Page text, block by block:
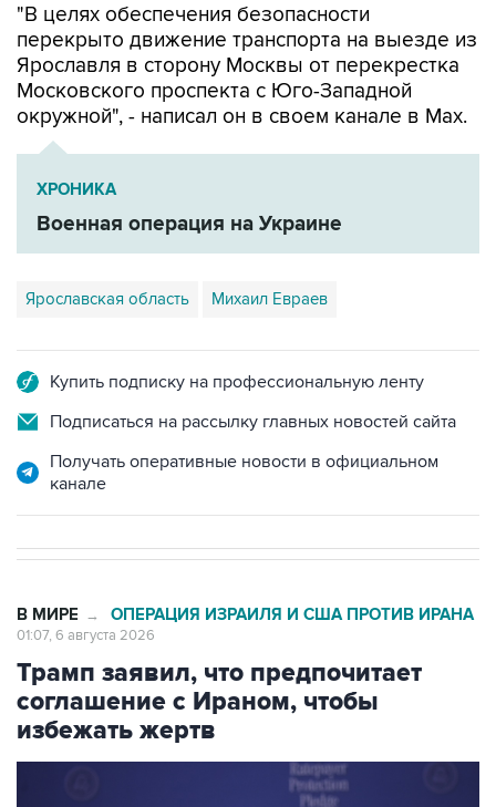
"В целях обеспечения безопасности
перекрыто движение транспорта на выезде из
Ярославля в сторону Москвы от перекрестка
Московского проспекта с Юго-Западной
окружной", - написал он в своем канале в Мах.
ХРОНИКА
Военная операция на Украине
Ярославская область Михаил Евраев
Купить подписку на профессиональную ленту
Подписаться на рассылку главных новостей сайта
Получать оперативные новости в официальном
канале
В МИРЕ → ОПЕРАЦИЯ ИЗРАИЛЯ И США ПРОТИВ ИРАНА
01:07, 6 августа 2026
Трамп заявил, что предпочитает
соглашение с Ираном, чтобы
избежать жертв